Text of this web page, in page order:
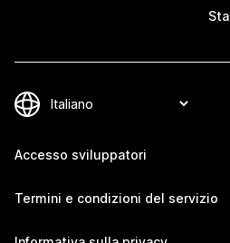
Accesso sviluppatori
Termini e condizioni del servizio